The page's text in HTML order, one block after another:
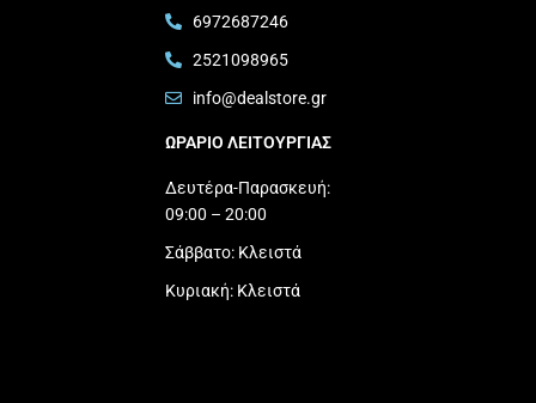
6972687246
2521098965
info@dealstore.gr
ΩΡΑΡΙΟ ΛΕΙΤΟΥΡΓΙΑΣ​
Δευτέρα-Παρασκευή:
09:00 – 20:00
Σάββατο: Κλειστά
Κυριακή: Κλειστά